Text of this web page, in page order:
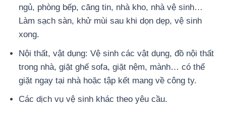
ngủ, phòng bếp, căng tin, nhà kho, nhà vệ sinh…
Làm sạch sàn, khử mùi sau khi dọn dẹp, vệ sinh
xong.
Nội thất, vật dụng: Vệ sinh các vật dụng, đồ nội thất
trong nhà, giặt ghế sofa, giặt nệm, mành… có thể
giặt ngay tại nhà hoặc tập kết mang về công ty.
Các dịch vụ vệ sinh khác theo yêu cầu.